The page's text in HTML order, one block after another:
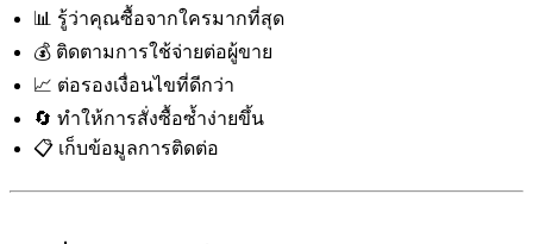
📊 รู้ว่าคุณซื้อจากใครมากที่สุด
💰 ติดตามการใช้จ่ายต่อผู้ขาย
📈 ต่อรองเงื่อนไขที่ดีกว่า
🔄 ทำให้การสั่งซื้อซ้ำง่ายขึ้น
📋 เก็บข้อมูลการติดต่อ